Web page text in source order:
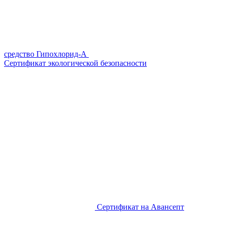
средство Гипохлорид-А
Сертификат экологической безопасности
Сертификат на Авансепт